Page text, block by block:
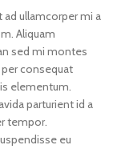
ullamcorper mi a
Aliquam
sed mi montes
consequat
elementum.
parturient id a
tempor.
eu